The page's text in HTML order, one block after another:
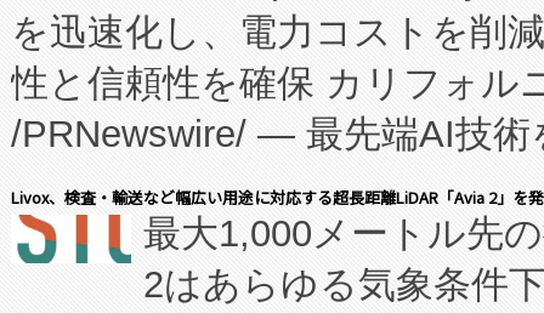
従来のフェッドバッチ施設の
に、患者やサプライチェーン
キー方式で拡張性が高く、持
す。FCCM‑を活用した現地生
患者にとっての費用負担を大
のアクセスを大幅に拡大する
を迅速化し、電力コストを削
性と信頼性を確保 カリフォル
/PRNewswire/ — 最先端AI技術
会社エーアイ・アンド：本社
President原信平）と、エンタ
ードするVoltaiqは、日本にあ
Livox、検査・輸送など幅広い用途に対応する超長距離LiDAR「Avia 2」を
最大1,000メートル先
2はあらゆる気象条件